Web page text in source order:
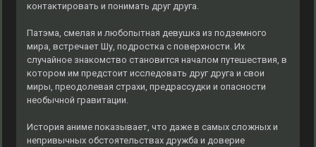
контактировать и понимать друг друга.
Патэма, смелая и любопытная девушка из подземного
мира, встречает Шу, подростка с поверхности. Их
случайное знакомство становится началом путешествия, в
котором им предстоит исследовать друг друга и свои
миры, преодолевая страхи, предрассудки и опасности
необычной гравитации.
История аниме показывает, что даже в самых сложных и
непривычных обстоятельствах дружба и доверие